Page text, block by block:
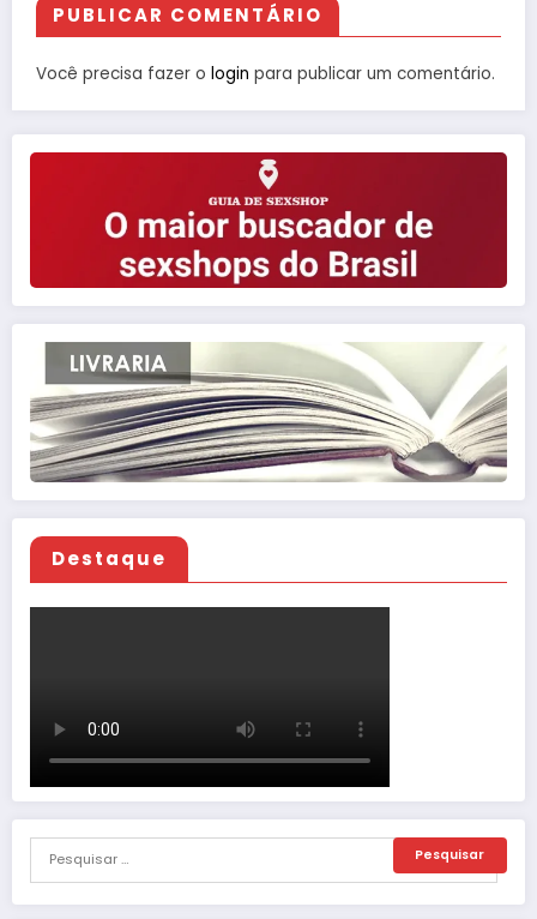
PUBLICAR COMENTÁRIO
Você precisa fazer o login para publicar um comentário.
Destaque